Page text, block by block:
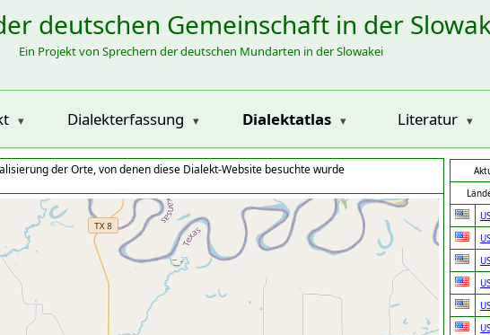
deutschen Gemeinschaft in der
Ein Projekt von Sprechern der deutschen Mundarten in der Slowakei
Dialekterfassung Dialektatlas Literatur
der Orte, von denen diese Dialekt-Website besuchte wurde
US
US
US
US
US
US